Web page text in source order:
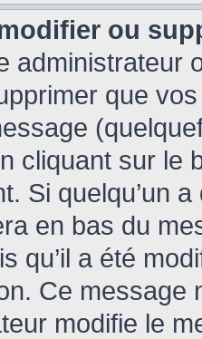
ou
que
cliquant sur le
Si quelqu’un
en bas du
qu’il a été
Ce message
modifie le